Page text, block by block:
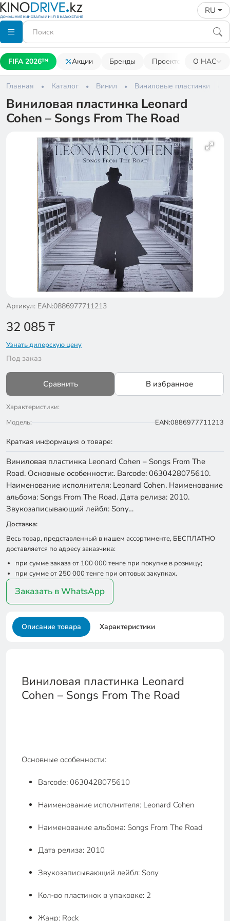
RU
FIFA 2026™ Акции Бренды Проекторы О НАС
Главная Каталог Винил Виниловые пластинки
Виниловая пластинка Leonard
Cohen – Songs From The Road
Артикул: EAN:0886977711213
32 085₸
Узнать дилерскую цену
Под заказ
Сравнить В избранное
Характеристики:
Модель:
EAN:0886977711213
Краткая информация о товаре:
Виниловая пластинка Leonard Cohen – Songs From The
Road. Основные особенности:. Barcode: 0630428075610.
Наименование исполнителя: Leonard Cohen. Наименование
альбома: Songs From The Road. Дата релиза: 2010.
Звукозаписывающий лейбл: Sony…
Доставка:
Весь товар, представленный в нашем ассортименте, БЕСПЛАТНО
доставляется по адресу заказчика:
при сумме заказа от 100 000 тенге при покупке в розницу;
при сумме от 250 000 тенге при оптовых закупках.
Заказать в WhatsApp
Описание товара Характеристики
Виниловая пластинка Leonard
Cohen – Songs From The Road
Основные особенности:
Barcode: 0630428075610
Наименование исполнителя: Leonard Cohen
Наименование альбома: Songs From The Road
Дата релиза: 2010
Звукозаписывающий лейбл: Sony
Кол-во пластинок в упаковке: 2
Жанр: Rock